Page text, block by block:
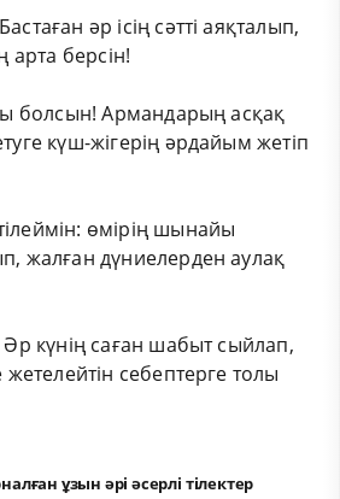
әр ісің сәтті аяқталып,
арта берсін!
болсын! Армандарың асқақ
күш-жігерің әрдайым жетіп
өмірің шынайы
жалған дүниелерден аулақ
Әр күнің саған шабыт сыйлап,
жетелейтін себептерге толы
ұзын әрі әсерлі тілектер